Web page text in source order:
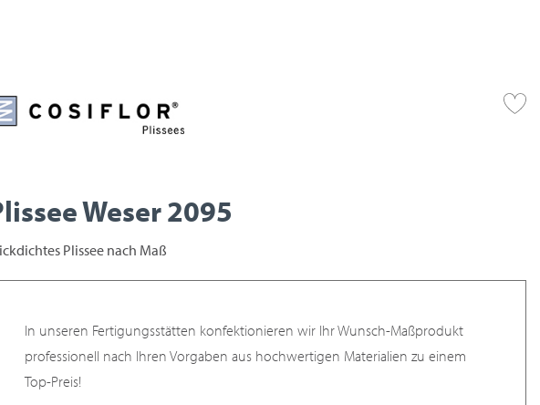
Weser 2095
Plissee nach Maß
In unseren Fertigungsstätten konfektionieren wir Ihr Wunsch-Maßprodukt
professionell nach Ihren Vorgaben aus hochwertigen Materialien zu einem
Top-Preis!